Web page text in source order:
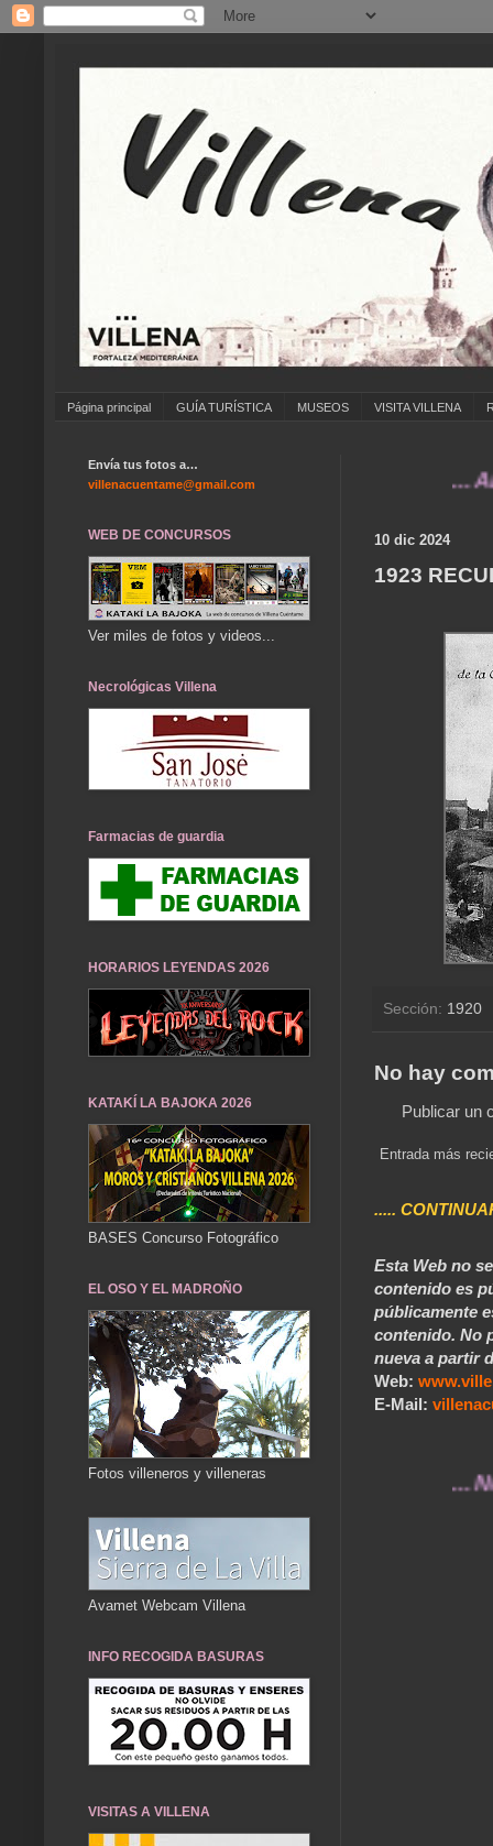
Página principal GUÍA TURÍSTICA MUSEOS VISITA VILLENA
...
10 dic 2024
1923
Sección: 1920
No hay
Publicar un
Entrada más
.....
Esta Web no
contenido es
públicamente
contenido. No
nueva a partir
Web:
E-Mail:
...
Envía tus fotos a…
villenacuentame@gmail.com
WEB DE CONCURSOS
Ver miles de fotos y videos...
Necrológicas Villena
Farmacias de guardia
HORARIOS LEYENDAS 2026
KATAKÍ LA BAJOKA 2026
BASES Concurso Fotográfico
EL OSO Y EL MADROÑO
Fotos villeneros y villeneras
Avamet Webcam Villena
INFO RECOGIDA BASURAS
VISITAS A VILLENA